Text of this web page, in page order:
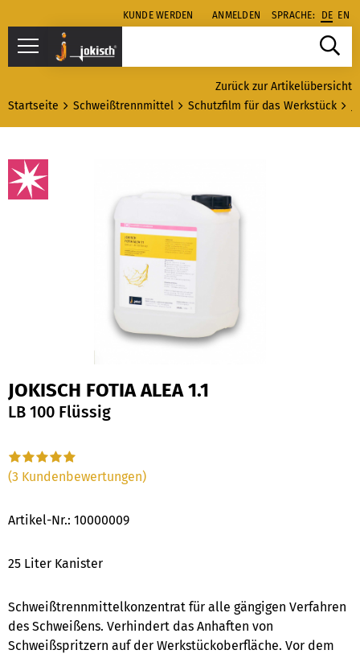
KUNDE WERDEN ANMELDEN SPRACHE: DE EN
Zurück zur Artikelübersicht
Startseite
Schweißtrennmittel Schutzfilm für das Werkstück
JOKISCH FOTIA ALEA 1.1
LB 100 Flüssig
(3 Kundenbewertungen)
Artikel-Nr.: 10000009
25 Liter Kanister
Schweißtrennmittelkonzentrat für alle gängigen Verfahren
des Schweißens. Verhindert das Anhaften von
Schweißspritzern auf der Werkstückoberfläche. Vor dem